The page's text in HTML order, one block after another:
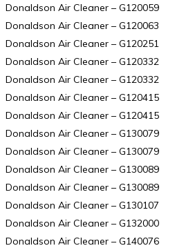
Donaldson Air Cleaner – G120059
Donaldson Air Cleaner – G120063
Donaldson Air Cleaner – G120251
Donaldson Air Cleaner – G120332
Donaldson Air Cleaner – G120332
Donaldson Air Cleaner – G120415
Donaldson Air Cleaner – G120415
Donaldson Air Cleaner – G130079
Donaldson Air Cleaner – G130079
Donaldson Air Cleaner – G130089
Donaldson Air Cleaner – G130089
Donaldson Air Cleaner – G130107
Donaldson Air Cleaner – G132000
Donaldson Air Cleaner – G140076